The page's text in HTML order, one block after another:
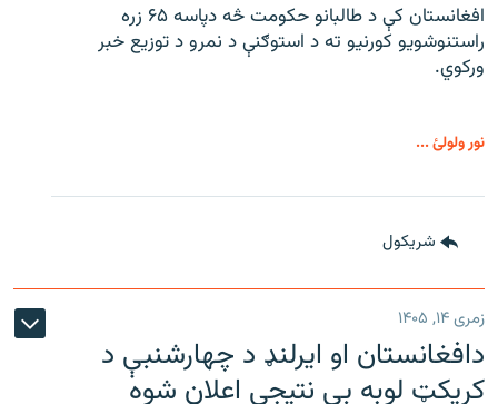
افغانستان کې د طالبانو حکومت څه دپاسه ۶۵ زره
راستنوشویو کورنیو ته د استوګنې د نمرو د توزیع خبر
ورکوي.
نور ولولئ ...
شريکول
زمری ۱۴, ۱۴۰۵
دافغانستان او ایرلنډ د چهارشنبې د
کریکټ لوبه بې نتیجې اعلان شوه